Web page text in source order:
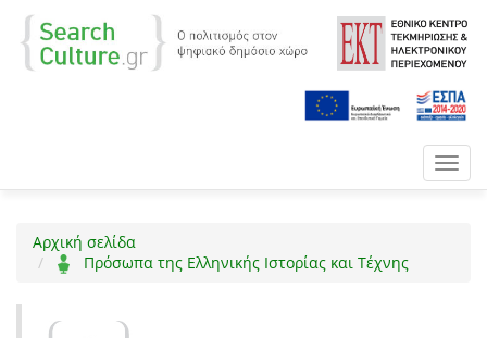
Αρχική σελίδα
Πρόσωπα της Ελληνικής Ιστορίας και Τέχνης